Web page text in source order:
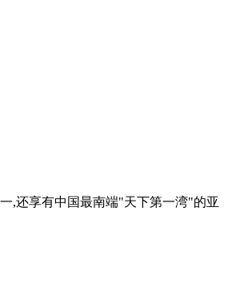
,还享有中国最南端"天下第一湾"的亚